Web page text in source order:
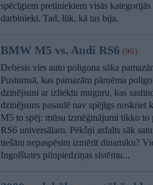
spēcīgiem pretiniekiem visās
darbinieki. Tad, lūk, kā tas bija.
BMW M5 vs. Audi RS6 (96)
Debesis virs auto poligona sāka
Pustumsā, kas pamazām pārņēma
dzinējsuni ar izliektu muguru, kas
dzinējsuns pasaulē nav spējīgs
M5 to spēj: mūsu izmēģinājumi tikko to
RS6 universālam. Pēkšņi asfalts sāk
tiešām nepaspēsim izmērīt dinamiku?
Ingolštates pilnpiedziņas sistēmu...